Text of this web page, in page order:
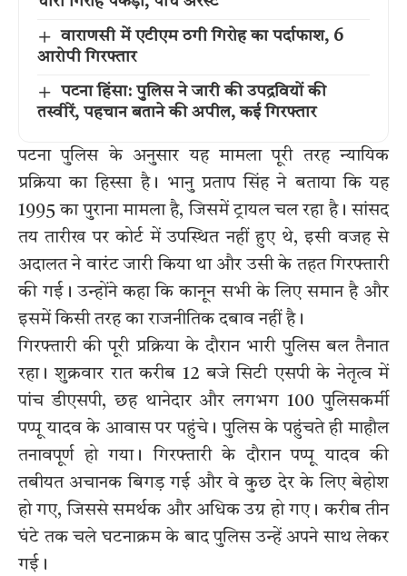
वाराणसी में एटीएम ठगी गिरोह का पर्दाफाश, 6
आरोपी गिरफ्तार
पटना हिंसा: पुलिस ने जारी की उपद्रवियों की
तस्वीरें, पहचान बताने की अपील, कई गिरफ्तार
पटना पुलिस के अनुसार यह मामला पूरी तरह न्यायिक
प्रक्रिया का हिस्सा है। भानु प्रताप सिंह ने बताया कि यह
1995 का पुराना मामला है, जिसमें ट्रायल चल रहा है। सांसद
तय तारीख पर कोर्ट में उपस्थित नहीं हुए थे, इसी वजह से
अदालत ने वारंट जारी किया था और उसी के तहत गिरफ्तारी
की गई। उन्होंने कहा कि कानून सभी के लिए समान है और
इसमें किसी तरह का राजनीतिक दबाव नहीं है।
गिरफ्तारी की पूरी प्रक्रिया के दौरान भारी पुलिस बल तैनात
रहा। शुक्रवार रात करीब 12 बजे सिटी एसपी के नेतृत्व में
पांच डीएसपी, छह थानेदार और लगभग 100 पुलिसकर्मी
पप्पू यादव के आवास पर पहुंचे। पुलिस के पहुंचते ही माहौल
तनावपूर्ण हो गया। गिरफ्तारी के दौरान पप्पू यादव की
तबीयत अचानक बिगड़ गई और वे कुछ देर के लिए बेहोश
हो गए, जिससे समर्थक और अधिक उग्र हो गए। करीब तीन
घंटे तक चले घटनाक्रम के बाद पुलिस उन्हें अपने साथ लेकर
गई।